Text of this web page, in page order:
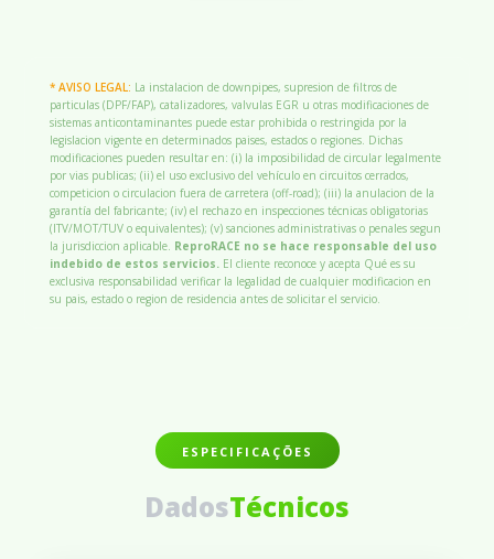
* AVISO LEGAL: La instalacion de downpipes, supresion de filtros de
particulas (DPF/FAP), catalizadores, valvulas EGR u otras modificaciones de
sistemas anticontaminantes puede estar prohibida o restringida por la
legislacion vigente en determinados paises, estados o regiones. Dichas
modificaciones pueden resultar en: (i) la imposibilidad de circular legalmente
por vias publicas; (ii) el uso exclusivo del vehículo en circuitos cerrados,
competicion o circulacion fuera de carretera (off-road); (iii) la anulacion de la
garantía del fabricante; (iv) el rechazo en inspecciones técnicas obligatorias
(ITV/MOT/TUV o equivalentes); (v) sanciones administrativas o penales segun
la jurisdiccion aplicable. ReproRACE no se hace responsable del uso
indebido de estos servicios. El cliente reconoce y acepta Qué es su
exclusiva responsabilidad verificar la legalidad de cualquier modificacion en
su pais, estado o region de residencia antes de solicitar el servicio.
ESPECIFICAÇÕES
DadosTécnicos